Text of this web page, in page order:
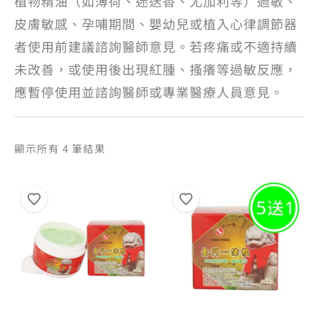
皮膚敏感、孕哺期間、嬰幼兒或植入心律調節器
者使用前建議諮詢醫師意見。若疼痛或不適持續
未改善，或使用後出現紅腫、搔癢等過敏反應，
應暫停使用並諮詢醫師或專業醫療人員意見。
顯示所有 4 筆結果